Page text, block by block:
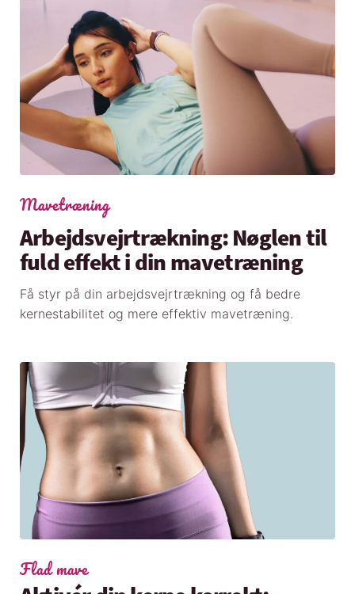
Mavetræning
Arbejdsvejrtrækning: Nøglen til
fuld effekt i din mavetræning
Få styr på din arbejdsvejrtrækning og få bedre
kernestabilitet og mere effektiv mavetræning.
Flad mave